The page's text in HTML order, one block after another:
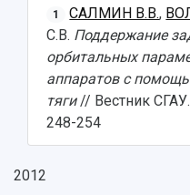
1 САЛМИН В.В.,
С.В. Поддержание
орбитальных
аппаратов с
тяги// Вестник
248-254
2012